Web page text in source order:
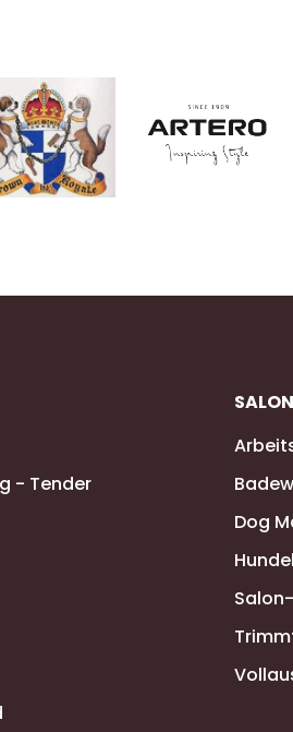
- Tender
SALON
Dog